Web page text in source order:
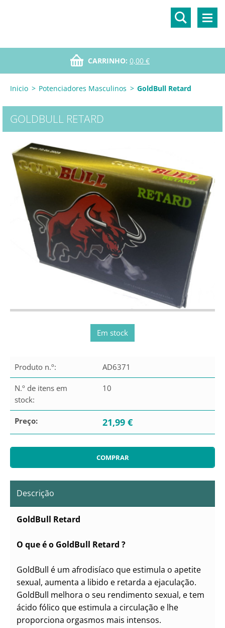
CARRINHO: 0,00 €
Inicio > Potenciadores Masculinos > GoldBull Retard
GOLDBULL RETARD
Em stock
Produto n.º: AD6371
N.º de itens em
stock:
10
Preço: 21,99 €
Descrição
GoldBull Retard
O que é o GoldBull Retard ?
GoldBull é um afrodisíaco que estimula o apetite
sexual, aumenta a libido e retarda a ejaculação.
GoldBull melhora o seu rendimento sexual, e tem
ácido fólico que estimula a circulação e lhe
proporciona orgasmos mais intensos.